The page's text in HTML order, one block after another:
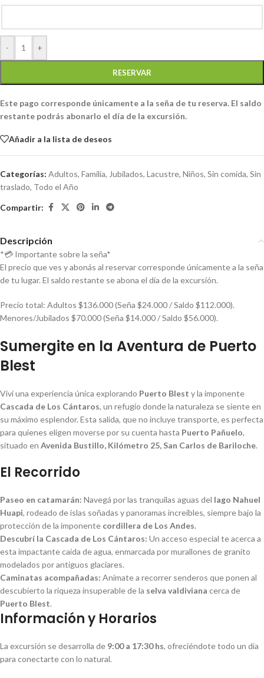
- +
RESERVAR
Este pago corresponde únicamente a la seña de tu reserva. El saldo
restante podrás abonarlo el día de la excursión.
Añadir a la lista de deseos
Categorías: Adultos, Familia, Jubilados, Lacustre, Niños, Sin comida, Sin
traslado, Todo el Año
Compartir:
Descripción
*💳 Importante sobre la seña*
El precio que ves y abonás al reservar corresponde únicamente a la seña
de tu lugar. El saldo restante se abona el día de la excursión.
Precio total: Adultos $136.000 (Seña $24.000 / Saldo $112.000).
Menores/Jubilados $70.000 (Seña $14.000 / Saldo $56.000).
Sumergite en la Aventura de Puerto
Blest
Viví una experiencia única explorando Puerto Blest y la imponente
Cascada de Los Cántaros, un refugio donde la naturaleza se siente en
su máximo esplendor. Esta salida, que no incluye transporte, es perfecta
para quienes eligen moverse por su cuenta hasta Puerto Pañuelo,
situado en Avenida Bustillo, Kilómetro 25, San Carlos de Bariloche.
El Recorrido
Paseo en catamarán: Navegá por las tranquilas aguas del lago Nahuel
Huapi, rodeado de islas soñadas y panoramas increíbles, siempre bajo la
protección de la imponente cordillera de Los Andes.
Descubrí la Cascada de Los Cántaros: Un acceso especial te acerca a
esta impactante caída de agua, enmarcada por murallones de granito
modelados por antiguos glaciares.
Caminatas acompañadas: Animate a recorrer senderos que ponen al
descubierto la riqueza insuperable de la selva valdiviana cerca de
Puerto Blest.
Información y Horarios
La excursión se desarrolla de 9:00 a 17:30 hs, ofreciéndote todo un día
para conectarte con lo natural.